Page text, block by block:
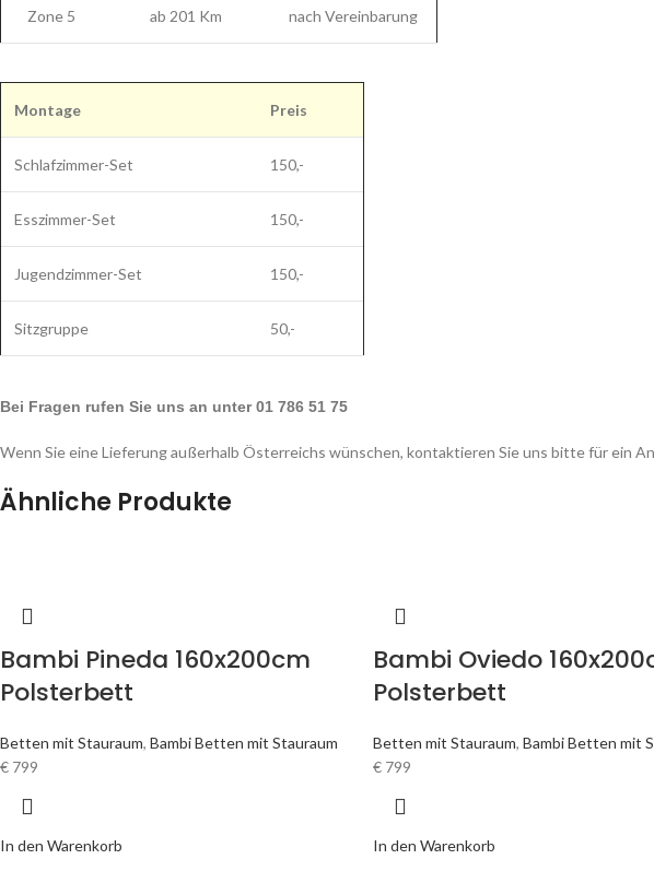
Zone 5 ab 201 Km nach Vereinbarung
Montage Preis
Schlafzimmer-Set 150,-
Esszimmer-Set 150,-
Jugendzimmer-Set 150,-
Sitzgruppe 50,-
Bei Fragen rufen Sie uns an unter 01 786 51 75
Wenn Sie eine Lieferung außerhalb Österreichs wünschen, kontaktieren Sie uns bitte für ein
Ähnliche Produkte
Bambi Pineda 160x200cm
Polsterbett
Betten mit Stauraum, Bambi Betten mit Stauraum
€ 799
In den Warenkorb
Bambi Oviedo
Polsterbett
Betten mit Stauraum, Bambi Betten mit
€ 799
In den Warenkorb